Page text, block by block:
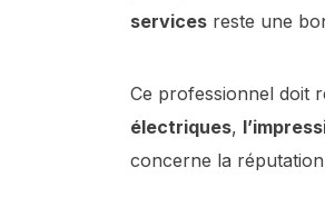
services reste une
Ce professionnel doit
électriques,
concerne la